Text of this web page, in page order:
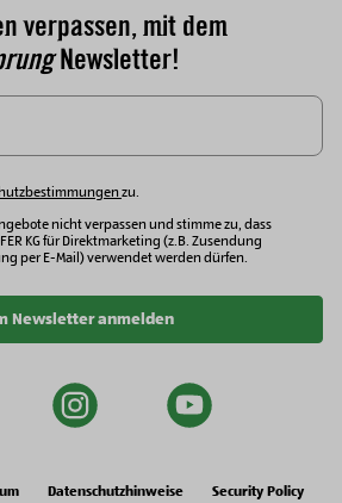
verpassen, mit dem
Newsletter!
zu.
nicht verpassen und stimme zu, dass
KG für Direktmarketing (z.B. Zusendung
per E-Mail) verwendet werden dürfen.
Newsletter anmelden
instagram
Datenschutzhinweise Security Policy